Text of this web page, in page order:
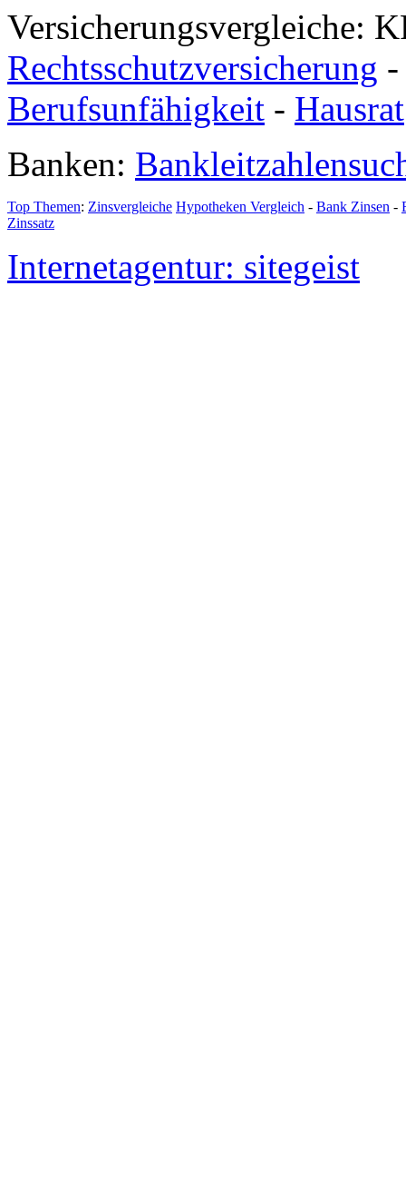
Versicherungsvergleiche:
Rechtsschutzversicherung
Berufsunfähigkeit - Hausrat
Banken:
Top Themen: Zinsvergleiche Hypotheken Vergleich - Bank Zinsen -
Zinssatz
Internetagentur: sitegeist